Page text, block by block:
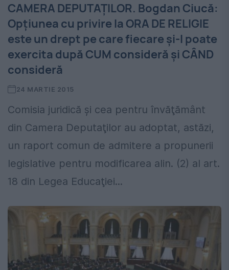
CAMERA DEPUTAȚILOR. Bogdan Ciucă:
Opţiunea cu privire la ORA DE RELIGIE
este un drept pe care fiecare şi-l poate
exercita după CUM consideră şi CÂND
consideră
24 MARTIE 2015
Comisia juridică şi cea pentru învăţământ
din Camera Deputaţilor au adoptat, astăzi,
un raport comun de admitere a propunerii
legislative pentru modificarea alin. (2) al art.
18 din Legea Educaţiei...